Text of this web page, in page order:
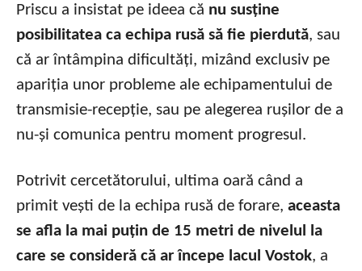
Priscu a insistat pe ideea că nu susține
posibilitatea ca echipa rusă să fie pierdută, sau
că ar întâmpina dificultăți, mizând exclusiv pe
apariția unor probleme ale echipamentului de
transmisie-recepție, sau pe alegerea rușilor de a
nu-și comunica pentru moment progresul.
Potrivit cercetătorului, ultima oară când a
primit vești de la echipa rusă de forare, aceasta
se afla la mai puțin de 15 metri de nivelul la
care se consideră că ar începe lacul Vostok, a